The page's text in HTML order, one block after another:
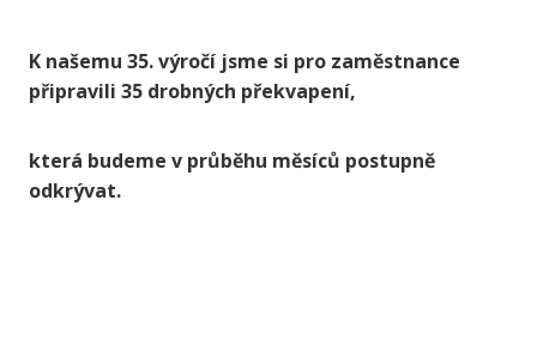
K našemu 35. výročí jsme si pro zaměstnance
připravili 35 drobných překvapení,
která budeme v průběhu měsíců postupně
odkrývat.